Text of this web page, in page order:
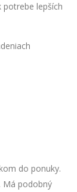
potrebe lepších
do ponuky.
Má podobný